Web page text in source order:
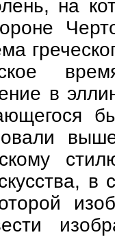
на
в